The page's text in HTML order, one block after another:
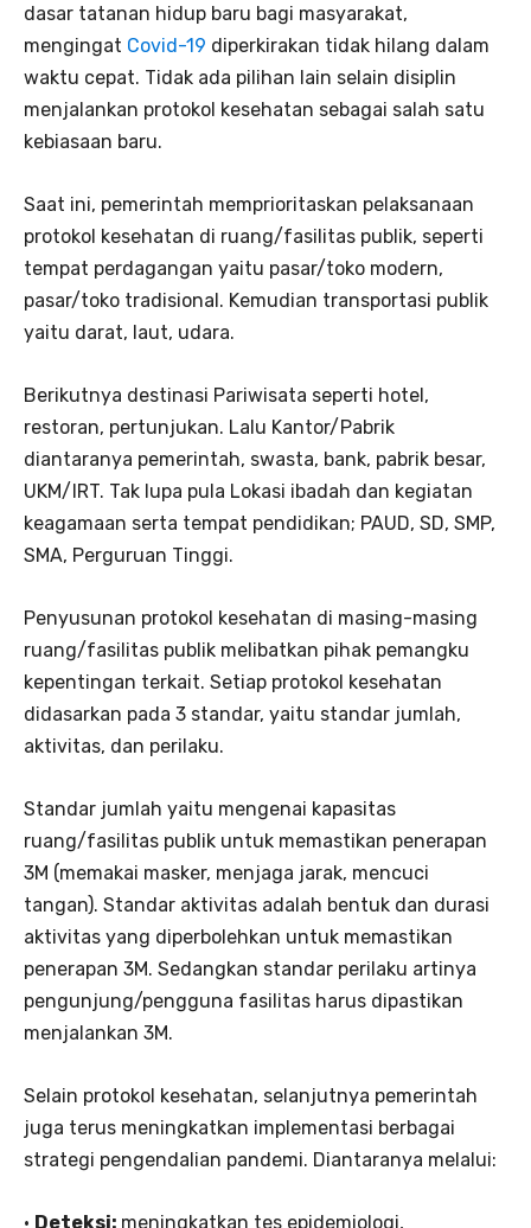
dasar tatanan hidup baru bagi masyarakat,
mengingat Covid-19 diperkirakan tidak hilang dalam
waktu cepat. Tidak ada pilihan lain selain disiplin
menjalankan protokol kesehatan sebagai salah satu
kebiasaan baru.
Saat ini, pemerintah memprioritaskan pelaksanaan
protokol kesehatan di ruang/fasilitas publik, seperti
tempat perdagangan yaitu pasar/toko modern,
pasar/toko tradisional. Kemudian transportasi publik
yaitu darat, laut, udara.
Berikutnya destinasi Pariwisata seperti hotel,
restoran, pertunjukan. Lalu Kantor/Pabrik
diantaranya pemerintah, swasta, bank, pabrik besar,
UKM/IRT. Tak lupa pula Lokasi ibadah dan kegiatan
keagamaan serta tempat pendidikan; PAUD, SD, SMP,
SMA, Perguruan Tinggi.
Penyusunan protokol kesehatan di masing-masing
ruang/fasilitas publik melibatkan pihak pemangku
kepentingan terkait. Setiap protokol kesehatan
didasarkan pada 3 standar, yaitu standar jumlah,
aktivitas, dan perilaku.
Standar jumlah yaitu mengenai kapasitas
ruang/fasilitas publik untuk memastikan penerapan
3M (memakai masker, menjaga jarak, mencuci
tangan). Standar aktivitas adalah bentuk dan durasi
aktivitas yang diperbolehkan untuk memastikan
penerapan 3M. Sedangkan standar perilaku artinya
pengunjung/pengguna fasilitas harus dipastikan
menjalankan 3M.
Selain protokol kesehatan, selanjutnya pemerintah
juga terus meningkatkan implementasi berbagai
strategi pengendalian pandemi. Diantaranya melalui:
• Deteksi: meningkatkan tes epidemiologi,